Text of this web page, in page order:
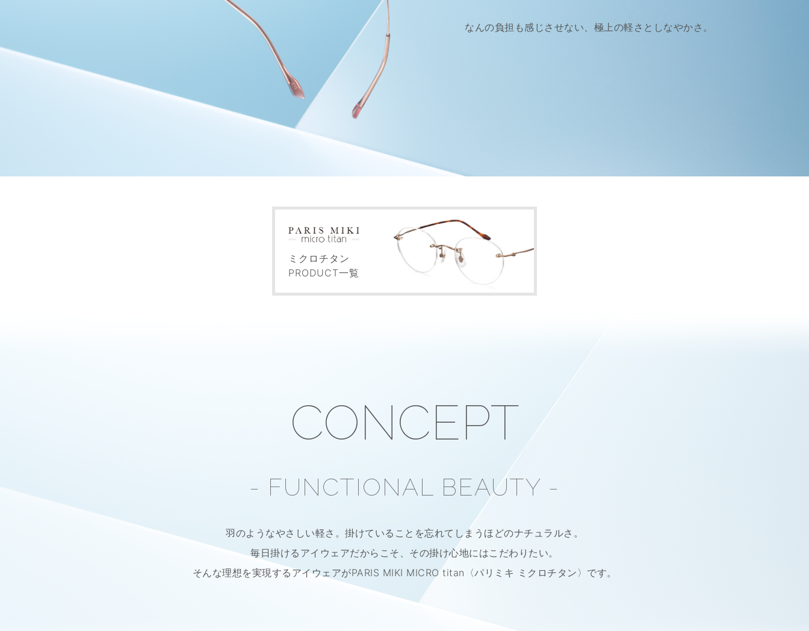
なんの負担も感じさせない、 極上の軽さとしなやかさ。
ミクロチタン
PRODUCT一覧
CONCEPT
- FUNCTIONAL BEAUTY -
羽のようなやさしい軽さ。 掛けていることを忘れてしまうほどのナチュラルさ。
毎日掛けるアイウェアだからこそ、 その掛け心地にはこだわりたい。
そんな理想を実現するアイウェアがPARIS MIKI MICRO titan 〈パリミキ ミクロチタン〉です。